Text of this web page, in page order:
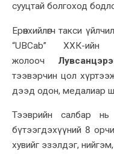
сууцтай болгоход
Ерөнхийлөгч такси
“UBCab” ХХК-ийн
жолооч
тээвэрчин цол
дээд одон, медалиар
Тээврийн салбар
бүтээгдэхүүний 8
хувийг эзэлдэг, нийгэм,